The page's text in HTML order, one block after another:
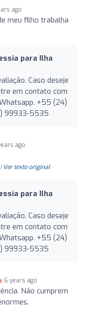
ago
meu filho trabalha
para Ilha
Caso deseje
em contato com
+55 (24)
99933-5535
ago
Ver texto original
para Ilha
Caso deseje
em contato com
+55 (24)
99933-5535
6 years ago
Não cumprem